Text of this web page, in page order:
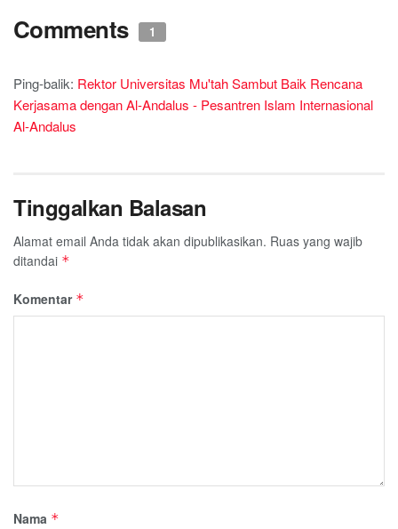
Comments 1
Ping-balik: Rektor Universitas Mu'tah Sambut Baik Rencana
Kerjasama dengan Al-Andalus - Pesantren Islam Internasional
Al-Andalus
Tinggalkan Balasan
Alamat email Anda tidak akan dipublikasikan. Ruas yang wajib
ditandai *
Komentar *
Nama *